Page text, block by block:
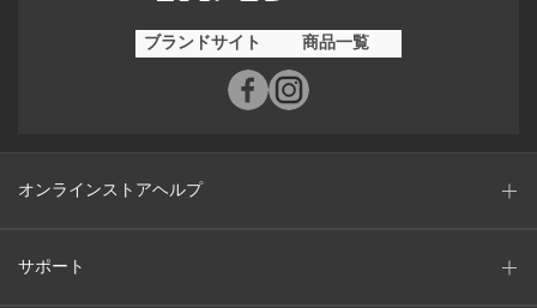
ブランドサイト 商品一覧
オンラインストアヘルプ
サポート